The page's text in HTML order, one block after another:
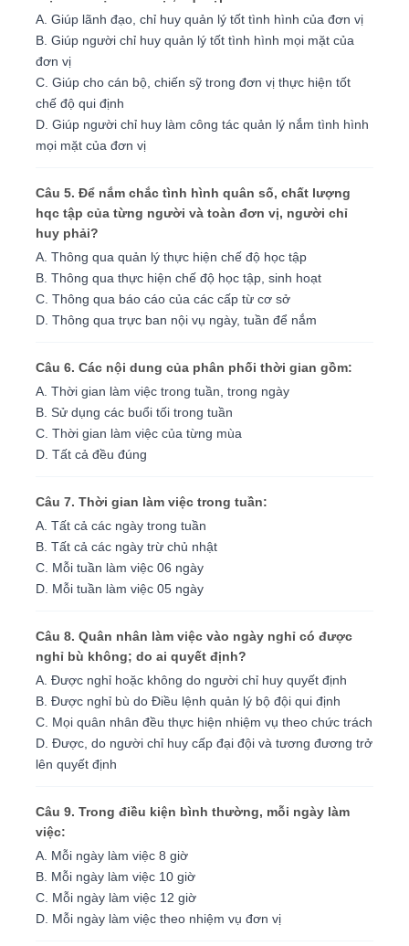
A. Giúp lãnh đạo, chỉ huy quản lý tốt tình hình của đơn vị
B. Giúp người chỉ huy quản lý tốt tình hình mọi mặt của
đơn vị
C. Giúp cho cán bộ, chiến sỹ trong đơn vị thực hiện tốt
chế độ qui định
D. Giúp người chỉ huy làm công tác quản lý nắm tình hình
mọi mặt của đơn vị
Câu 5. Ðể nắm chắc tình hình quân số, chất lượng
hqc tập của từng người và toàn đơn vị, người chỉ
huy phải?
A. Thông qua quản lý thực hiện chế độ học tập
B. Thông qua thực hiện chế độ học tập, sinh hoạt
C. Thông qua báo cáo của các cấp từ cơ sở
D. Thông qua trực ban nội vụ ngày, tuần để nắm
Câu 6. Các nội dung của phân phối thời gian gồm:
A. Thời gian làm việc trong tuần, trong ngày
B. Sử dụng các buổi tối trong tuần
C. Thời gian làm việc của từng mùa
D. Tất cả đều đúng
Câu 7. Thời gian làm việc trong tuần:
A. Tất cả các ngày trong tuần
B. Tất cả các ngày trừ chủ nhật
C. Mỗi tuần làm việc 06 ngày
D. Mỗi tuần làm việc 05 ngày
Câu 8. Quân nhân làm việc vào ngày nghỉ có được
nghỉ bù không; do ai quyết định?
A. Ðược nghỉ hoặc không do người chỉ huy quyết định
B. Ðược nghỉ bù do Ðiều lệnh quản lý bộ đội qui định
C. Mọi quân nhân đều thực hiện nhiệm vụ theo chức trách
D. Ðược, do người chỉ huy cấp đại đội và tương đương trở
lên quyết định
Câu 9. Trong điều kiện bình thường, mỗi ngày làm
việc:
A. Mỗi ngày làm việc 8 giờ
B. Mỗi ngày làm việc 10 giờ
C. Mỗi ngày làm việc 12 giờ
D. Mỗi ngày làm việc theo nhiệm vụ đơn vị